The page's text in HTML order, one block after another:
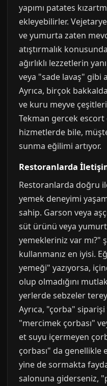
yapımı patates
ekleyebilirler.
ve yumurta zaten
atıştırmalık
ağırlıklı lezzetlerin
veya "sade lavaş" gibi
Ayrıca, birçok
ve kuru meyve
Tekman gercek
hizmetlerde bile,
sunma eğilimi artıyor.
Restoranlarda
Restoranlarda doğru
yemek deneyimi
sahip. Garson veya
süt ürünü veya
yemekleriniz var mı?"
kullanmanız en iyisi.
yemeği" yazıyorsa,
olup olmadığını
yerlerde sebzeler
Ayrıca, "çorba"
"mercimek çorbası"
et suyu içermeyen
çorbası" da genellikle
yine de sormakta
salonuna giderseniz,